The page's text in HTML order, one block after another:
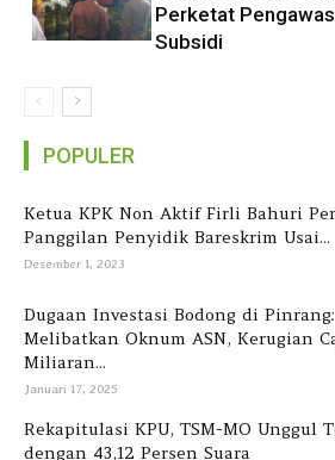
Perketat
Subsidi
POPULER
Ketua KPK Non Aktif Firli Bahuri
Panggilan Penyidik Bareskrim Usai...
Desember 1, 2023
Dugaan Investasi Bodong di Pinrang:
Melibatkan Oknum ASN, Kerugian
Miliaran...
Januari 17, 2025
Rekapitulasi KPU, TSM-MO Unggul
dengan 43,12 Persen Suara